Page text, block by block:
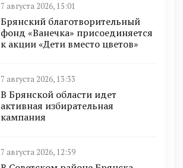
7 августа 2026, 15:01
Брянский благотворительный
фонд «Ванечка» присоединяется
к акции «Дети вместо цветов»
7 августа 2026, 13:33
В Брянской области идет
активная избирательная
кампания
7 августа 2026, 12:59